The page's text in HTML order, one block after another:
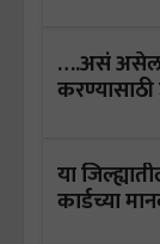
….असं असेल
या
कार्डच्या